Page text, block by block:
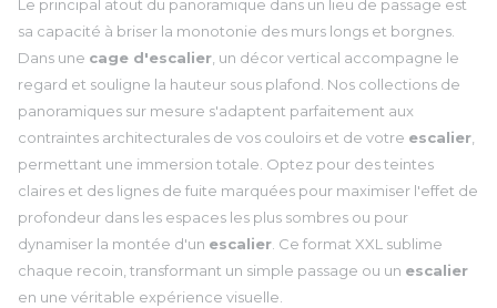
Le principal atout du panoramique dans un lieu de passage est
sa capacité à briser la monotonie des murs longs et borgnes.
Dans une cage d'escalier , un décor vertical accompagne le
regard et souligne la hauteur sous plafond. Nos collections de
panoramiques sur mesure s'adaptent parfaitement aux
contraintes architecturales de vos couloirs et de votre escalier
permettant une immersion totale. Optez pour des teintes
claires et des lignes de fuite marquées pour maximiser l'effet de
profondeur dans les espaces les plus sombres ou pour
dynamiser la montée d'un escalier . Ce format XXL sublime
chaque recoin, transformant un simple passage ou un escalier
en une véritable expérience visuelle.